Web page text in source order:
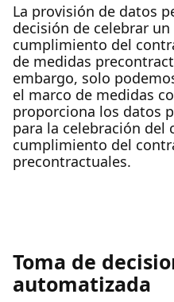
La provisión de datos
decisión de celebrar
cumplimiento del
de medidas
embargo, solo
el marco de medidas
proporciona los datos
para la celebración del
cumplimiento del
precontractuales.
Toma de
automatizada